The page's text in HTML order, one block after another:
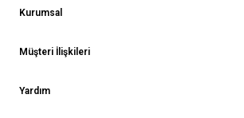
Kurumsal
Müşteri İlişkileri
Yardım